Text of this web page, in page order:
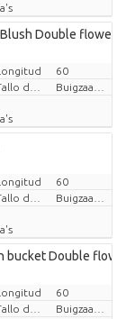
Double flowered
60
60
bucket Double
60